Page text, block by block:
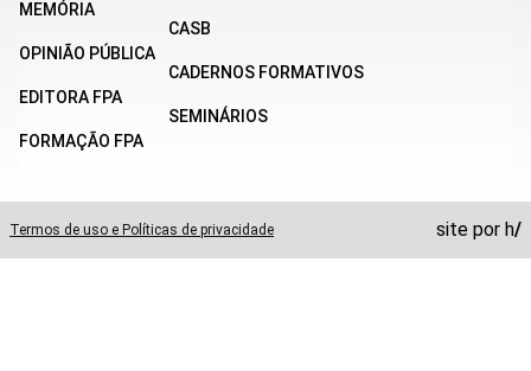
MEMÓRIA
OPINIÃO PÚBLICA
EDITORA FPA
FORMAÇÃO FPA
CASB
CADERNOS FORMATIVOS
SEMINÁRIOS
Termos de uso e Políticas de privacidade site por h/